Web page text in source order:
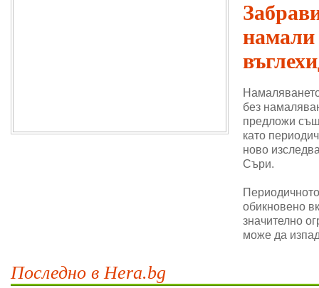
намали
без
предложи
като
ново
Съри.
обикновено
значително
може да
Последно в Hera.bg